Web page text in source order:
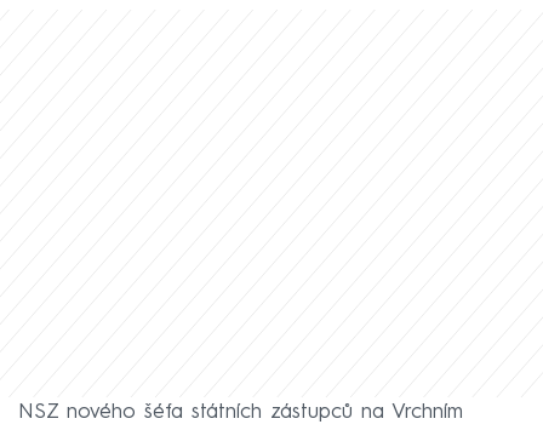
NSZ nového šéfa státních zástupců na Vrchním